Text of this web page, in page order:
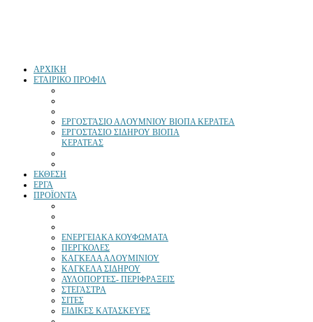
ΑΡΧΙΚΗ
ΕΤΑΙΡΙΚΟ ΠΡΟΦΙΛ
ΕΡΓΟΣΤΆΣΙΟ ΑΛΟΥΜΝΙΟΥ ΒΙΟΠΑ ΚΕΡΑΤΕΑ
ΕΡΓΟΣΤΑΣΙΟ ΣΙΔΗΡΟΥ ΒΙΟΠΑ
ΚΕΡΑΤΕΑΣ
ΕΚΘΕΣΗ
ΕΡΓΑ
ΠΡΟΪΟΝΤΑ
ΕΝΕΡΓΕΙΑΚΑ ΚΟΥΦΩΜΑΤΑ
ΠΕΡΓΚΟΛΕΣ
ΚΑΓΚΕΛΑ ΑΛΟΥΜΙΝΙΟΥ
ΚΑΓΚΕΛΑ ΣΙΔΗΡΟΥ
ΑΥΛΟΠΟΡΤΕΣ- ΠΕΡΙΦΡΑΞΕΙΣ
ΣΤΕΓΑΣΤΡΑ
ΣΙΤΕΣ
ΕΙΔΙΚΕΣ ΚΑΤΑΣΚΕΥΕΣ